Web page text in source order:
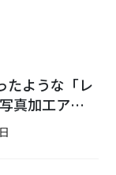
たような「レ
真加工ア…
日